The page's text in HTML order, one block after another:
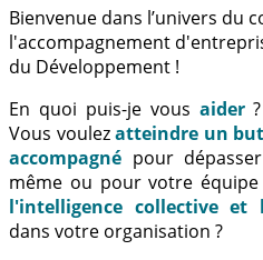
Bienvenue dans l’univers du
l'accompagnement
du Développement !
En quoi puis-je vous aider?
Vous voulezatteindre un but
accompagné pour
même ou pour votre
l'intelligence collective et
dans votre organisation ?